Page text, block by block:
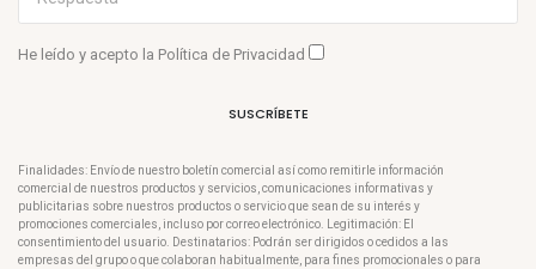
He leído y acepto la Política de Privacidad
SUSCRÍBETE
Finalidades: Envío de nuestro boletín comercial así como remitirle información
comercial de nuestros productos y servicios, comunicaciones informativas y
publicitarias sobre nuestros productos o servicio que sean de su interés y
promociones comerciales, incluso por correo electrónico. Legitimación: El
consentimiento del usuario. Destinatarios: Podrán ser dirigidos o cedidos a las
empresas del grupo o que colaboran habitualmente, para fines promocionales o para